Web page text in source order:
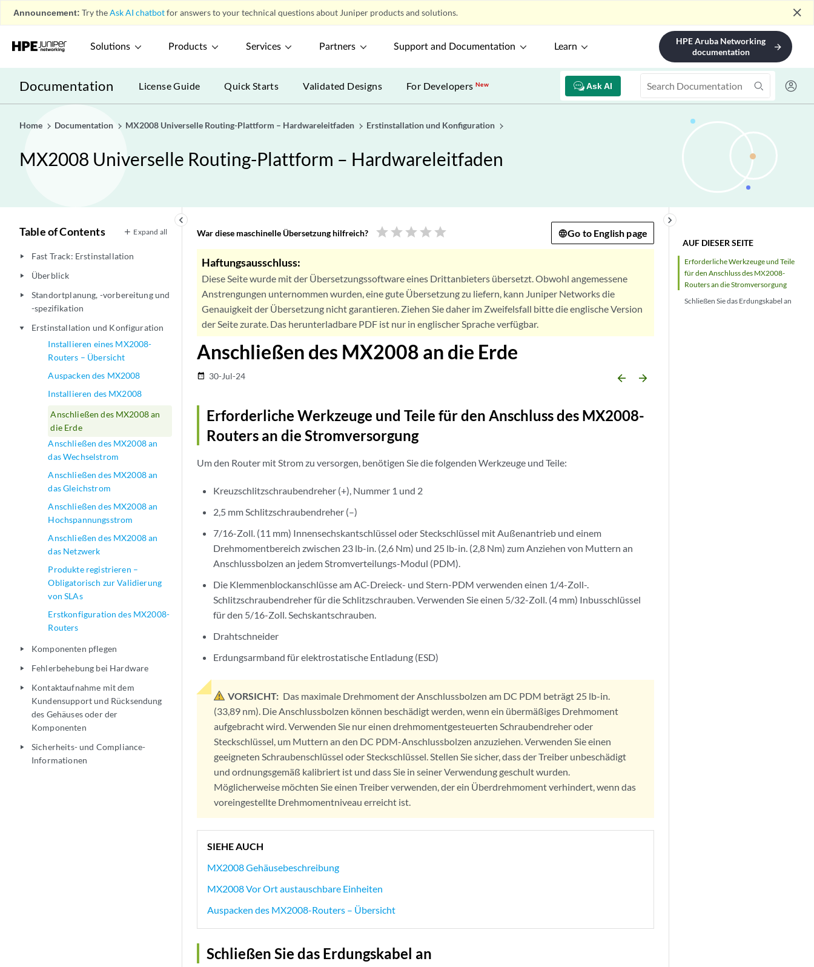
Announcement: Try theAsk AI chatbotfor answers to your technical questions about Juniper products and solutions. close
Solutions Products Services Partners Support and Documentation Learn
HPE Aruba Networking
documentation
arrow_forward
Documentation Ask AI
License Guide Quick Starts Validated Designs For DevelopersNew
Home Documentation MX2008 Universelle Routing-Plattform – Hardwareleitfaden Erstinstallation und Konfiguration
MX2008 Universelle Routing-Plattform – Hardwareleitfaden
keyboard_arrow_left
Table of Contents Expand all
play_arrow Fast Track: Erstinstallation
play_arrow Überblick
play_arrow
Standortplanung, -vorbereitung und
-spezifikation
play_arrow
Erstinstallation und Konfiguration
Installieren eines MX2008-
Routers – Übersicht
Auspacken des MX2008
Installieren des MX2008
Anschließen des MX2008 an
die Erde
Anschließen des MX2008 an
das Wechselstrom
Anschließen des MX2008 an
das Gleichstrom
Anschließen des MX2008 an
Hochspannungsstrom
Anschließen des MX2008 an
das Netzwerk
Produkte registrieren –
Obligatorisch zur Validierung
von SLAs
Erstkonfiguration des MX2008-
Routers
play_arrow Komponenten pflegen
play_arrow Fehlerbehebung bei Hardware
play_arrow
Kontaktaufnahme mit dem
Kundensupport und Rücksendung
des Gehäuses oder der
Komponenten
play_arrow
Sicherheits- und Compliance-
Informationen
AUF DIESER SEITE
Erforderliche Werkzeuge und Teile
für den Anschluss des MX2008-
Routers an die Stromversorgung
Schließen Sie das Erdungskabel an
keyboard_arrow_right
War diese maschinelle Übersetzung hilfreich? star star star star star Go to English page
Haftungsausschluss:
Diese Seite wurde mit der Übersetzungssoftware eines Drittanbieters übersetzt. Obwohl angemessene
Anstrengungen unternommen wurden, eine gute Übersetzung zu liefern, kann Juniper Networks die
Genauigkeit der Übersetzung nicht garantieren. Ziehen Sie daher im Zweifelsfall bitte die englische Version
der Seite zurate. Das herunterladbare PDF ist nur in englischer Sprache verfügbar.
Anschließen des MX2008 an die Erde
date_range 30-Jul-24 arrow_backward arrow_forward
Erforderliche Werkzeuge und Teile für den Anschluss des MX2008-
Routers an die Stromversorgung
Um den Router mit Strom zu versorgen, benötigen Sie die folgenden Werkzeuge und Teile:
Kreuzschlitzschraubendreher (+), Nummer 1 und 2
2,5 mm Schlitzschraubendreher (–)
7/16-Zoll. (11 mm) Innensechskantschlüssel oder Steckschlüssel mit Außenantrieb und einem
Drehmomentbereich zwischen 23 lb-in. (2,6 Nm) und 25 lb-in. (2,8 Nm) zum Anziehen von Muttern an
Anschlussbolzen an jedem Stromverteilungs-Modul (PDM).
Die Klemmenblockanschlüsse am AC-Dreieck- und Stern-PDM verwenden einen 1/4-Zoll-.
Schlitzschraubendreher für die Schlitzschrauben. Verwenden Sie einen 5/32-Zoll. (4 mm) Inbusschlüssel
für den 5/16-Zoll. Sechskantschrauben.
Drahtschneider
Erdungsarmband für elektrostatische Entladung (ESD)
VORSICHT: Das maximale Drehmoment der Anschlussbolzen am DC PDM beträgt 25 lb-in.
(33,89 nm). Die Anschlussbolzen können beschädigt werden, wenn ein übermäßiges Drehmoment
aufgebracht wird. Verwenden Sie nur einen drehmomentgesteuerten Schraubendreher oder
Steckschlüssel, um Muttern an den DC PDM-Anschlussbolzen anzuziehen. Verwenden Sie einen
geeigneten Schraubenschlüssel oder Steckschlüssel. Stellen Sie sicher, dass der Treiber unbeschädigt
und ordnungsgemäß kalibriert ist und dass Sie in seiner Verwendung geschult wurden.
Möglicherweise möchten Sie einen Treiber verwenden, der ein Überdrehmoment verhindert, wenn das
voreingestellte Drehmomentniveau erreicht ist.
SIEHE AUCH
MX2008 Gehäusebeschreibung
MX2008 Vor Ort austauschbare Einheiten
Auspacken des MX2008-Routers – Übersicht
Schließen Sie das Erdungskabel an